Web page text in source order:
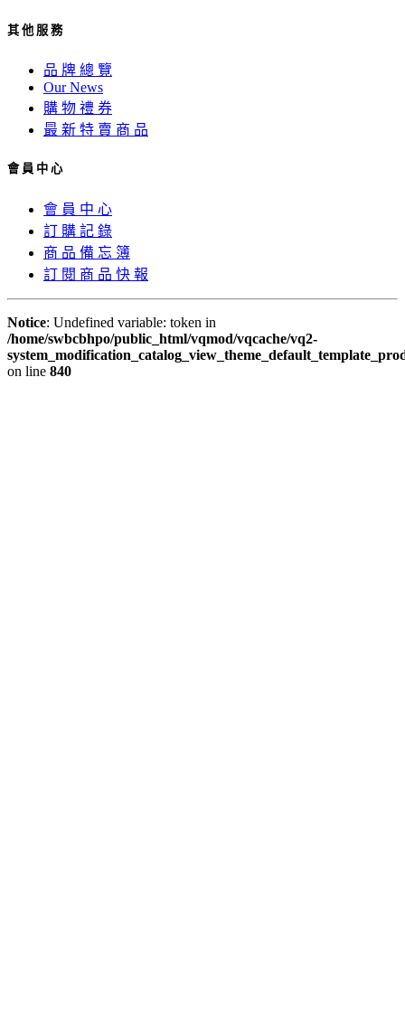
其 他 服 務
品 牌 總 覽
Our News
購 物 禮 券
最 新 特 賣 商 品
會 員 中 心
會 員 中 心
訂 購 記 錄
商 品 備 忘 簿
訂 閱 商 品 快 報
Notice: Undefined variable: token in
/home/swbcbhpo/public_html/vqmod/vqcache/vq2-
on line 840